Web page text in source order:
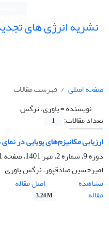
نشریه انرژی های
صفحه اصلی
فهرست مقالات
نویسنده =یاوری، نرگس
تعداد مقالات:
1
ارزیابی مکانیزم‌های پویایی در
دوره 9، شماره 2، مهر 1401، صفحه
امیرحسین صادقپور، نرگس یاوری
مشاهده
مقاله
اصل مقاله
3.24 M